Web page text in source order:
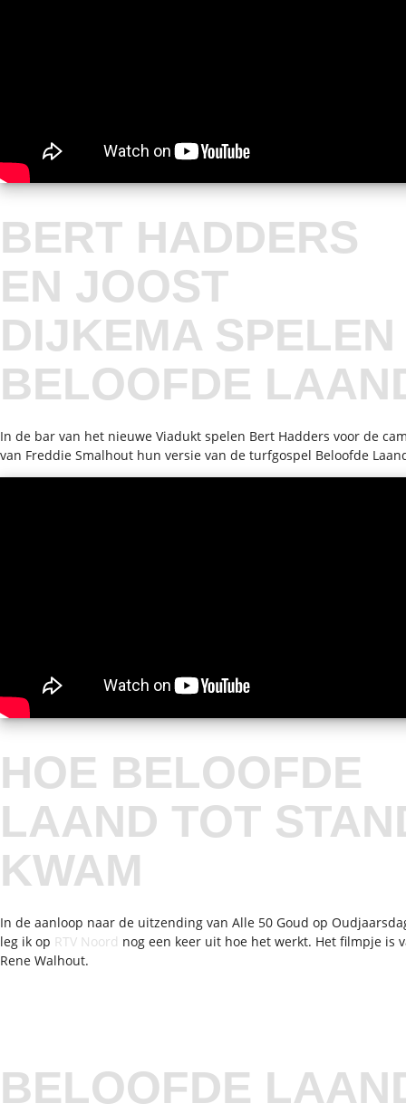
BERT HADDERS
EN JOOST
DIJKEMA SPELEN
BELOOFDE
In de bar van het nieuwe Viadukt spelen Bert Hadders voor de
van Freddie Smalhout hun versie van de turfgospel Beloofde
HOE BELOOFDE
LAAND TOT
KWAM
In de aanloop naar de uitzending van Alle 50 Goud op
leg ik op RTV Noord nog een keer uit hoe het werkt. Het filmpje is
Rene Walhout.
BELOOFDE